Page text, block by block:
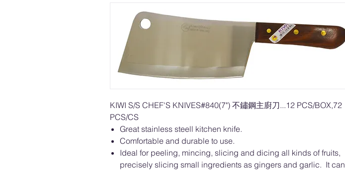
KIWI S/S CHEF'S KNIVES#840(7") 不鏽鋼主廚刀...12 PCS/BOX,72
PCS/CS
Great stainless steell kitchen knife.
Comfortable and durable to use.
Ideal for peeling, mincing, slicing and dicing all kinds of fruits,
precisely slicing small ingredients as gingers and garlic. It can